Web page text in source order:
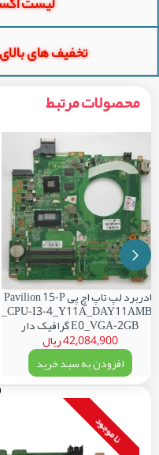
تخفیف های بالای 50 درصد قطعات
محصولات مرتبط
مادربرد لپ تاپ اچ پی Pavilion 15-P
_CPU-I3-4_Y11A_DAY11AMB6
E0_VGA-2GB گرافیک دار
42,084,900 ریال
افزودن به سبد خرید
نا موجود